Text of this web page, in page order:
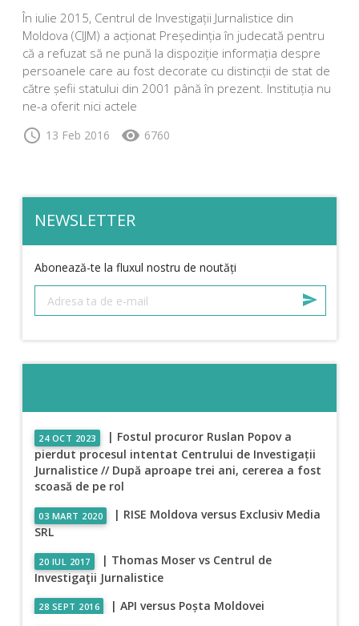
În iulie 2015, Centrul de Investigații Jurnalistice din
Moldova (CIJM) a acționat Președinția în judecată pentru
că a refuzat să ne pună la dispoziție informația despre
persoanele care au fost decorate cu distincții de stat de
către șefii statului din 2001 până în prezent. Instituția nu
ne-a oferit nici actele
schedule 13 Feb 2016 visibility 6760
NEWSLETTER
Abonează-te la fluxul nostru de noutăți
24 OCT 2023
| Fostul procuror Ruslan Popov a
pierdut procesul intentat Centrului de Investigații
Jurnalistice // După aproape trei ani, cererea a fost
scoasă de pe rol
03 MART 2020
| RISE Moldova versus Exclusiv Media
SRL
20 IUL 2017
| Thomas Moser vs Centrul de
Investigaţii Jurnalistice
28 SEPT 2016 | API versus Poșta Moldovei